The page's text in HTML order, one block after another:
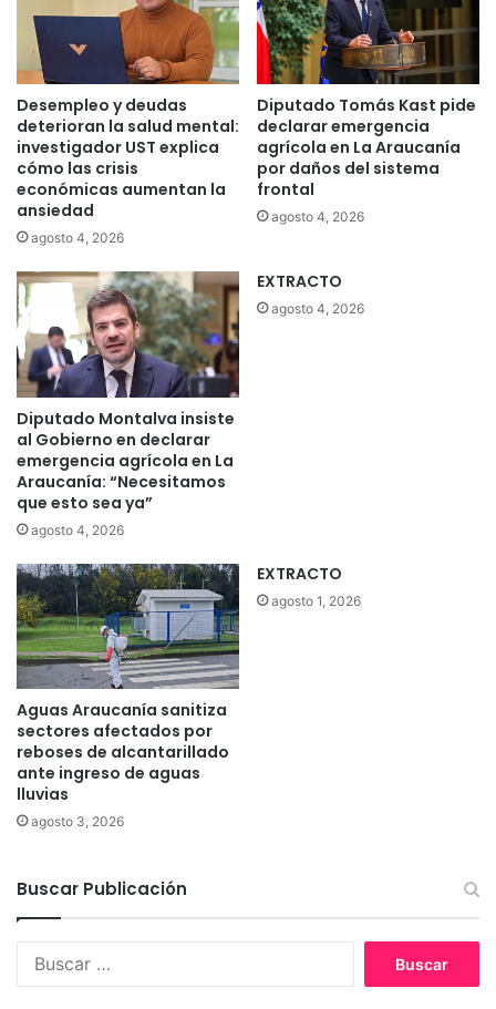
Desempleo y deudas
deterioran la salud mental:
investigador UST explica
cómo las crisis
económicas aumentan la
ansiedad
agosto 4, 2026
Diputado Tomás Kast pide
declarar emergencia
agrícola en La Araucanía
por daños del sistema
frontal
agosto 4, 2026
Diputado Montalva insiste
al Gobierno en declarar
emergencia agrícola en La
Araucanía: “Necesitamos
que esto sea ya”
agosto 4, 2026
EXTRACTO
agosto 4, 2026
Aguas Araucanía sanitiza
sectores afectados por
reboses de alcantarillado
ante ingreso de aguas
lluvias
agosto 3, 2026
EXTRACTO
agosto 1, 2026
Buscar Publicación